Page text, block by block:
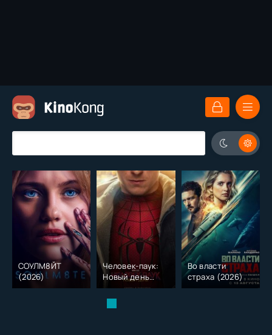
СОУЛМ8ЙТ
(2026)
Человек-паук:
Новый день
(2026)
Во власти
страха (2026)